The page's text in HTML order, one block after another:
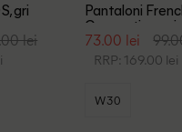
gri
lei
Pantaloni
Connection, gri
73.00 lei
RRP: 169.00 lei
W30